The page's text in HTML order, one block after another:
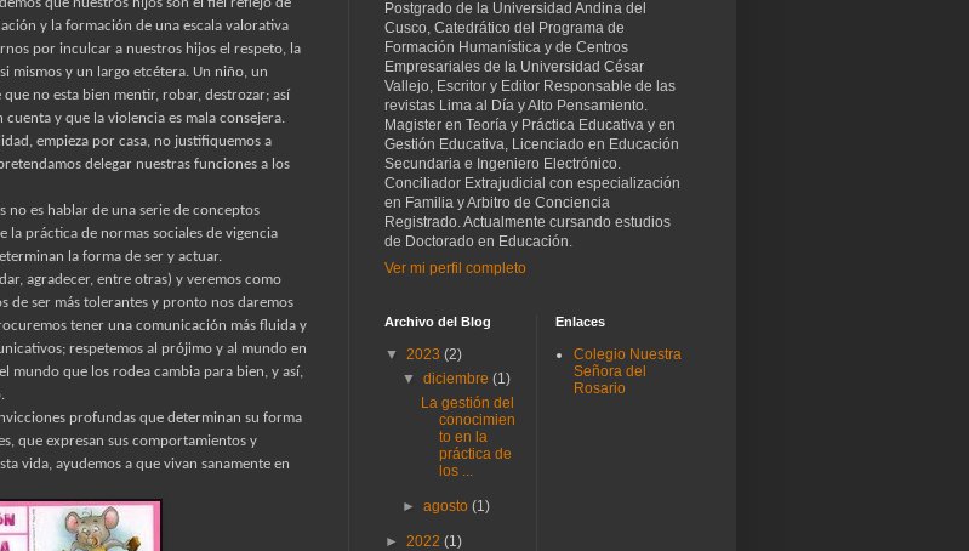
y la formación de una escala valorativa
por inculcar a nuestros hijos el respeto, la
mismos y un largo etcétera. Un niño, un
no esta bien mentir, robar, destrozar; así
y que la violencia es mala consejera.
empieza por casa, no justifiquemos a
delegar nuestras funciones a los
no es hablar de una serie de conceptos
la práctica de normas sociales de vigencia
la forma de ser y actuar.
agradecer, entre otras) y veremos como
de ser más tolerantes y pronto nos daremos
tener una comunicación más fluida y
respetemos al prójimo y al mundo en
mundo que los rodea cambia para bien, y así,
profundas que determinan su forma
que expresan sus comportamientos y
vida, ayudemos a que vivan sanamente en
Postgrado de la Universidad Andina del
Cusco, Catedrático del Programa de
Formación Humanística y de Centros
Empresariales de la Universidad César
Vallejo, Escritor y Editor Responsable de las
revistas Lima al Día y Alto Pensamiento.
Magister en Teoría y Práctica Educativa y en
Gestión Educativa, Licenciado en Educación
Secundaria e Ingeniero Electrónico.
Conciliador Extrajudicial con especialización
en Familia y Arbitro de Conciencia
Registrado. Actualmente cursando estudios
de Doctorado en Educación.
Ver mi perfil completo
Archivo del Blog
▼ 2023 (2)
▼diciembre(1)
La gestión del
conocimien
to en la
práctica de
los ...
►agosto(1)
► 2022 (1)
Enlaces
Colegio Nuestra
Señora del
Rosario